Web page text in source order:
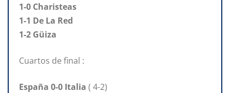
1-0 Charisteas
1-1 De La Red
1-2 Güiza
Cuartos de final :
España 0-0 Italia ( 4-2)